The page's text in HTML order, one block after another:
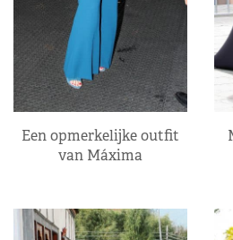
Een opmerkelijke outfit
van Máxima